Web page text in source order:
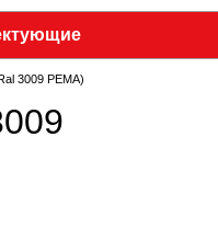
3009 PEMA)